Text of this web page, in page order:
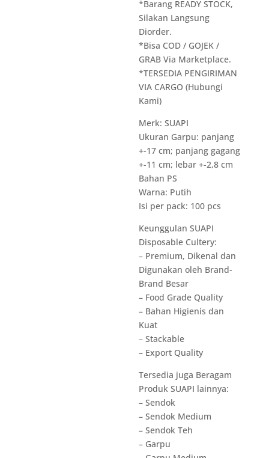
*Barang READY STOCK,
Silakan Langsung
Diorder.
*Bisa COD / GOJEK /
GRAB Via Marketplace.
*TERSEDIA PENGIRIMAN
VIA CARGO (Hubungi
Kami)
Merk: SUAPI
Ukuran Garpu: panjang
+-17 cm; panjang gagang
+-11 cm; lebar +-2,8 cm
Bahan PS
Warna: Putih
Isi per pack: 100 pcs
Keunggulan SUAPI
Disposable Cultery:
– Premium, Dikenal dan
Digunakan oleh Brand-
Brand Besar
– Food Grade Quality
– Bahan Higienis dan
Kuat
– Stackable
– Export Quality
Tersedia juga Beragam
Produk SUAPI lainnya:
– Sendok
– Sendok Medium
– Sendok Teh
– Garpu